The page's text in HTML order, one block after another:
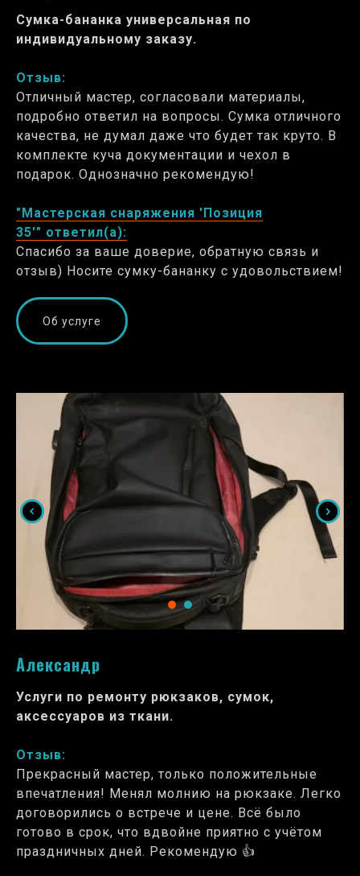
Сумка-бананка универсальная по
индивидуальному заказу.
Отзыв:
Отличный мастер, согласовали материалы,
подробно ответил на вопросы. Сумка отличного
качества, не думал даже что будет так круто. В
комплекте куча документации и чехол в
подарок. Однозначно рекомендую!
"Мастерская снаряжения 'Позиция
35'" ответил(а):
Спасибо за ваше доверие, обратную связь и
отзыв) Носите сумку-бананку с удовольствием!
Об услуге
Александр
Услуги по ремонту рюкзаков, сумок,
аксессуаров из ткани.
Отзыв:
Прекрасный мастер, только положительные
впечатления! Менял молнию на рюкзаке. Легко
договорились о встрече и цене. Всё было
готово в срок, что вдвойне приятно с учётом
праздничных дней. Рекомендую 👍